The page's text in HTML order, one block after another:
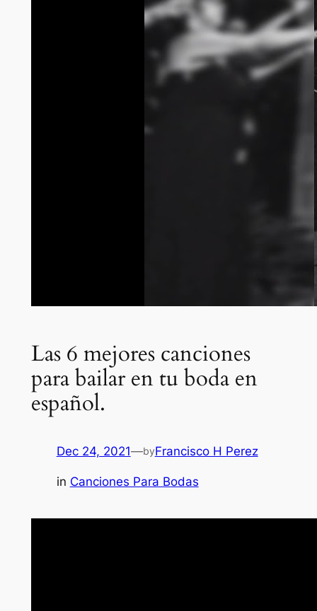
Las 6 mejores canciones
para bailar en tu boda en
español.
Dec 24, 2021—byFrancisco H Perez
in Canciones Para Bodas